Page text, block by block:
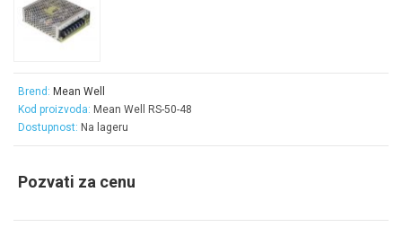
Brend: Mean Well
Kod proizvoda: Mean Well RS-50-48
Dostupnost: Na lageru
Pozvati za cenu